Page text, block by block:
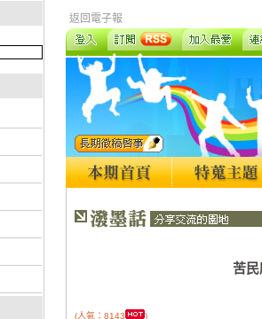
返回電子報
苦
(人氣：8143 )